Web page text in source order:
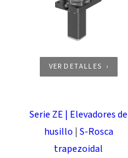
VER DETALLES
Serie ZE | Elevadores de
husillo | S-Rosca
trapezoidal